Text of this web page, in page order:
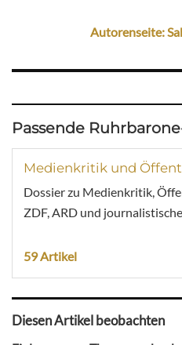
Autorenseite:
Passende
Medienkritik und
Dossier zu Medienkritik,
ZDF, ARD und
59 Artikel
Diesen Artikel beobachten